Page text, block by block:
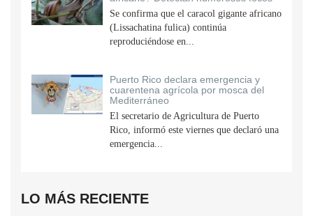
Se confirma que el caracol gigante africano
(Lissachatina fulica) continúa
reproduciéndose en...
Puerto Rico declara emergencia y
cuarentena agrícola por mosca del
Mediterráneo
El secretario de Agricultura de Puerto
Rico, informó este viernes que declaró una
emergencia...
LO MÁS RECIENTE